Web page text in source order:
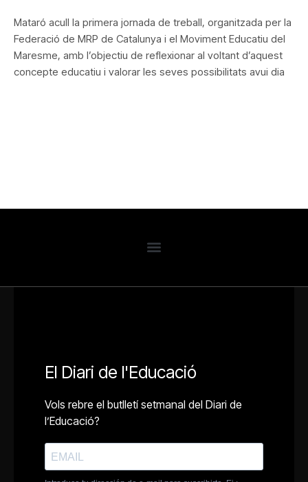
Mataró acull la primera jornada de treball, organitzada per la
Federació de MRP de Catalunya i el Moviment Educatiu del
Maresme, amb l’objectiu de reflexionar al voltant d’aquest
concepte educatiu i valorar les seves possibilitats avui dia